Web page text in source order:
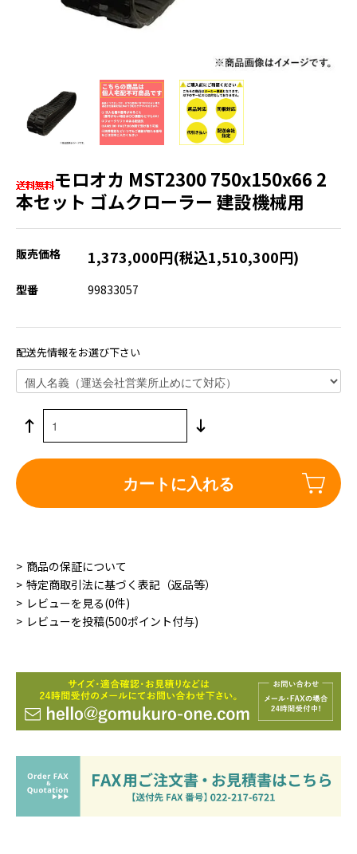
モロオカ MST2300 750x150x66 2
本セット ゴムクローラー 建設機械用
販売価格 1,373,000円(税込1,510,300円)
型番 99833057
配送先情報をお選び下さい
カートに入れる
商品の保証について
特定商取引法に基づく表記（返品等）
レビューを見る(0件)
レビューを投稿(500ポイント付与)